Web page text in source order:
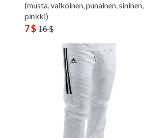
(musta, valkoinen, punainen, sininen,
pinkki)
7 $ 16 $